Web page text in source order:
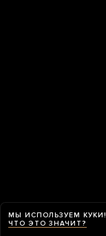
МЫ ИСПОЛЬЗУЕМ КУКИ!
ЧТО ЭТО ЗНАЧИТ?